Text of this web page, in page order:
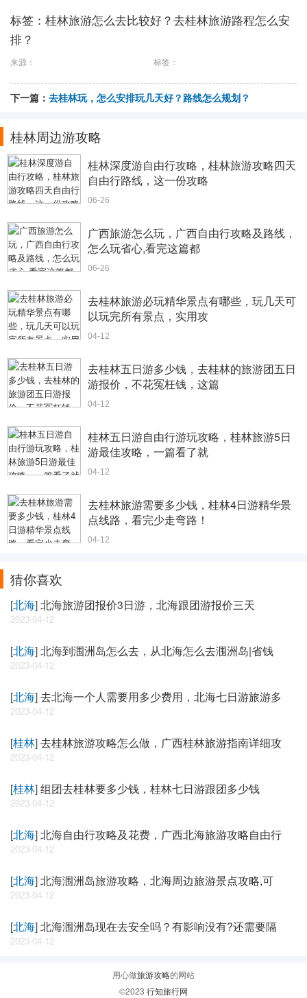
标签：桂林旅游怎么去比较好？去桂林旅游路程怎么安
排？
来源： 标签：
下一篇： 去桂林玩，怎么安排玩几天好？路线怎么规划？
桂林周边游攻略
桂林深度游自由行攻略，桂林旅游攻略四天
自由行路线，这一份攻略
06-26
广西旅游怎么玩，广西自由行攻略及路线，
怎么玩省心,看完这篇都
06-26
去桂林旅游必玩精华景点有哪些，玩几天可
以玩完所有景点，实用攻
04-12
去桂林五日游多少钱，去桂林的旅游团五日
游报价，不花冤枉钱，这篇
04-12
桂林五日游自由行游玩攻略，桂林旅游5日
游最佳攻略，一篇看了就
04-12
去桂林旅游需要多少钱，桂林4日游精华景
点线路，看完少走弯路！
04-12
猜你喜欢
[北海]北海旅游团报价3日游，北海跟团游报价三天
2023-04-12
[北海]北海到涠洲岛怎么去，从北海怎么去涠洲岛|省钱
2023-04-12
[北海]去北海一个人需要用多少费用，北海七日游旅游多
2023-04-12
[桂林]去桂林旅游攻略怎么做，广西桂林旅游指南详细攻
2023-04-12
[桂林]组团去桂林要多少钱，桂林七日游跟团多少钱
2023-04-12
[北海]北海自由行攻略及花费，广西北海旅游攻略自由行
2023-04-12
[北海]北海涠洲岛旅游攻略，北海周边旅游景点攻略,可
2023-04-12
[北海]北海涠洲岛现在去安全吗？有影响没有?还需要隔
2023-04-12
用心做旅游攻略的网站
©2023 行知旅行网